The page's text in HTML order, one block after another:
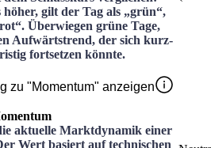
gilt der Tag als „grün“,
Überwiegen grüne Tage,
Aufwärtstrend, der sich kurz-
fortsetzen könnte.
zu "Momentum" anzeigen
aktuelle Marktdynamik einer
Wert basiert auf technischen